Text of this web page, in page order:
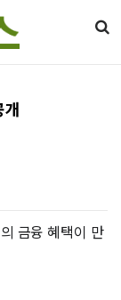
금융 혜택이 만